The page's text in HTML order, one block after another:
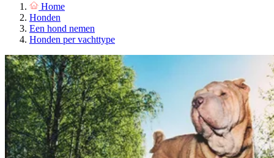
Home
Honden
Een hond nemen
Honden per vachttype